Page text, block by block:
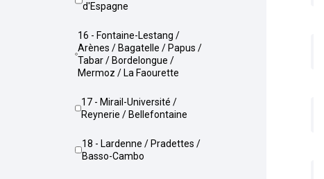
d'Espagne
16 - Fontaine-Lestang /
Arènes / Bagatelle / Papus /
Tabar / Bordelongue /
Mermoz / La Faourette
17 - Mirail-Université /
Reynerie / Bellefontaine
18 - Lardenne / Pradettes /
Basso-Cambo